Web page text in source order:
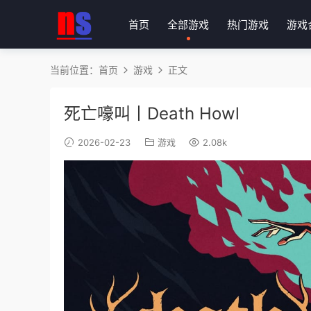
首页 全部游戏 热门游戏 游戏
当前位置： 首页 游戏 正文
死亡嚎叫丨Death Howl
2026-02-23 游戏 2.08k